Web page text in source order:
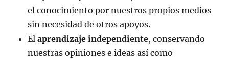
el conocimiento por nuestros propios medios
sin necesidad de otros apoyos.
El aprendizaje independiente, conservando
nuestras opiniones e ideas así como